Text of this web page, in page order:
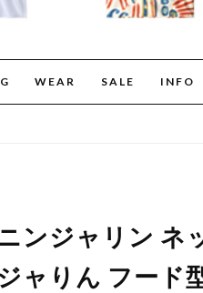
WEAR SALE INFO
ンジャリン ネ
ャりん フード